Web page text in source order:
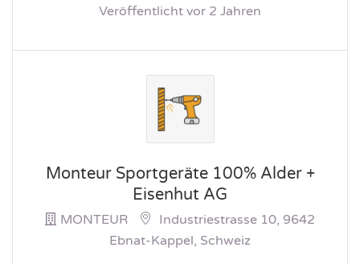
Veröffentlicht vor 2 Jahren
Monteur Sportgeräte 100% Alder +
Eisenhut AG
MONTEUR
Industriestrasse 10, 9642
Ebnat-Kappel, Schweiz